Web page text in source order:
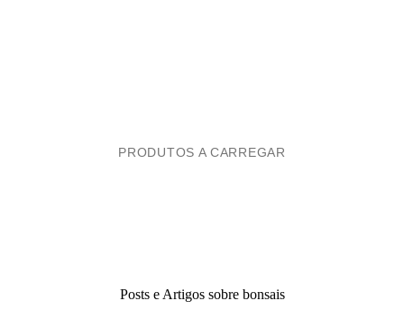
PRODUTOS A CARREGAR
Posts e Artigos sobre bonsais